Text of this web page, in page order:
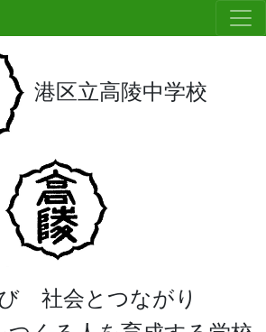
港区立高陵中学校
社会とつながり